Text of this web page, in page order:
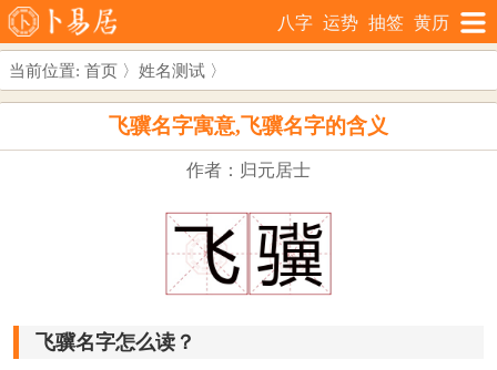
八字 运势 抽签 黄历
当前位置: 首页 〉 姓名测试 〉
飞骥名字寓意,飞骥名字的含义
作者：归元居士
飞骥名字怎么读？